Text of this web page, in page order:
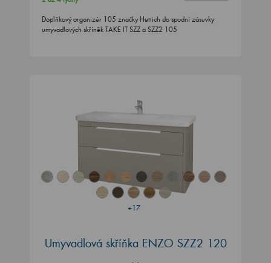
Doplňkový organizér 105 značky Hettich do spodní zásuvky
umyvadlových skříněk TAKE IT SZZ a SZZ2 105
+17
Umyvadlová skříňka ENZO SZZ2 120